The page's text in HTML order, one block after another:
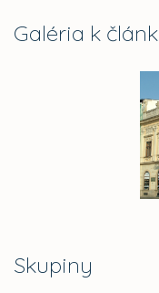
Galéria k
Skupiny